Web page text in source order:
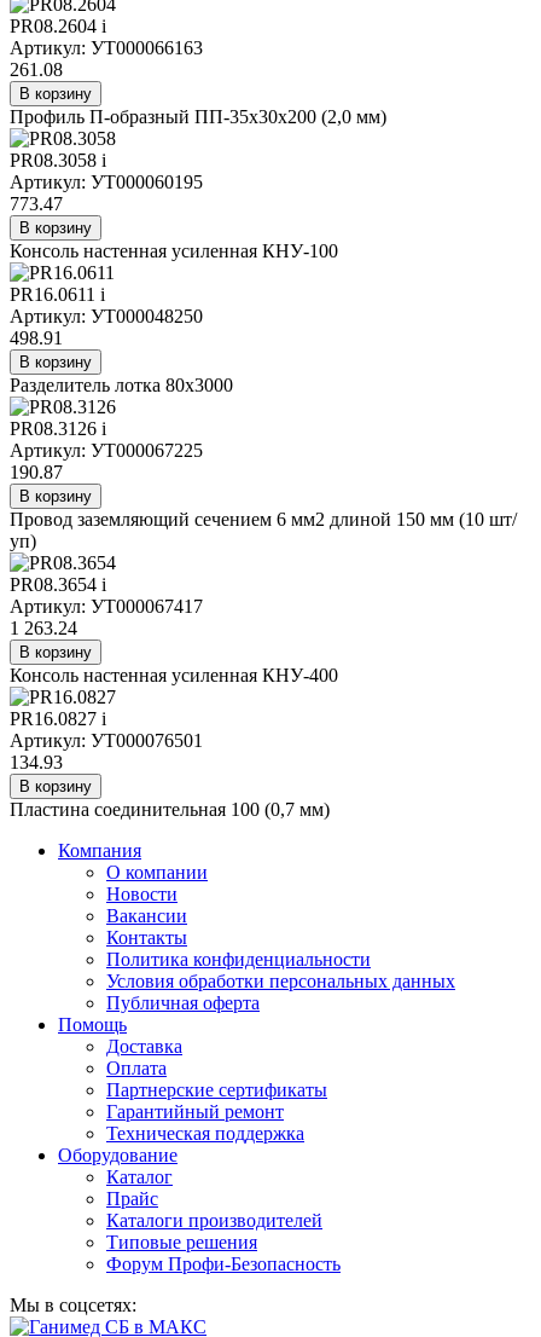
PR08.2604 i
Артикул: УТ000066163
261.08
В корзину
Профиль П-образный ПП-35х30х200 (2,0 мм)
PR08.3058 i
Артикул: УТ000060195
773.47
В корзину
Консоль настенная усиленная КНУ-100
PR16.0611 i
Артикул: УТ000048250
498.91
В корзину
Разделитель лотка 80х3000
PR08.3126 i
Артикул: УТ000067225
190.87
В корзину
Провод заземляющий сечением 6 мм2 длиной 150 мм (10 шт/
уп)
PR08.3654 i
Артикул: УТ000067417
1 263.24
В корзину
Консоль настенная усиленная КНУ-400
PR16.0827 i
Артикул: УТ000076501
134.93
В корзину
Пластина соединительная 100 (0,7 мм)
Компания
О компании
Новости
Вакансии
Контакты
Политика конфиденциальности
Условия обработки персональных данных
Публичная оферта
Помощь
Доставка
Оплата
Партнерские сертификаты
Гарантийный ремонт
Техническая поддержка
Оборудование
Каталог
Прайс
Каталоги производителей
Типовые решения
Форум Профи-Безопасность
Мы в соцсетях: